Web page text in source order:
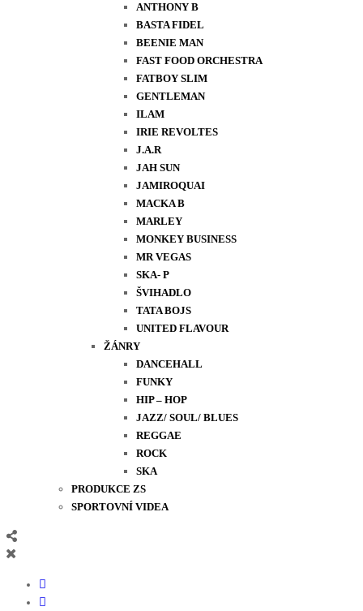
ANTHONY B
BASTA FIDEL
BEENIE MAN
FAST FOOD ORCHESTRA
FATBOY SLIM
GENTLEMAN
ILAM
IRIE REVOLTES
J.A.R
JAH SUN
JAMIROQUAI
MACKA B
MARLEY
MONKEY BUSINESS
MR VEGAS
SKA- P
ŠVIHADLO
TATA BOJS
UNITED FLAVOUR
ŽÁNRY
DANCEHALL
FUNKY
HIP – HOP
JAZZ/ SOUL/ BLUES
REGGAE
ROCK
SKA
PRODUKCE ZS
SPORTOVNÍ VIDEA